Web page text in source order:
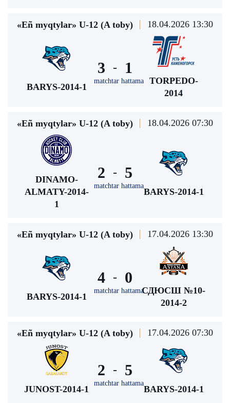
«Eñ myqtylar» U-12 (A toby) 18.04.2026 13:30
BARYS-2014-1
3 -
matchtar hattama
1
TORPEDO-
2014
«Eñ myqtylar» U-12 (A toby) 18.04.2026 07:30
DINAMO-
ALMATY-2014-
1
2 -
matchtar hattama
5
BARYS-2014-1
«Eñ myqtylar» U-12 (A toby) 17.04.2026 13:30
BARYS-2014-1
4 -
matchtar hattama
0
СДЮСШ №10-
2014-2
«Eñ myqtylar» U-12 (A toby) 17.04.2026 07:30
JUNOST-2014-1
2 -
matchtar hattama
5
BARYS-2014-1